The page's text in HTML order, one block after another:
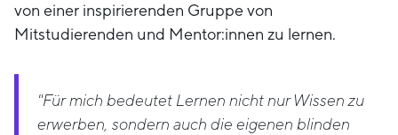
von einer inspirierenden Gruppe von
Mitstudierenden und Mentor:innen zu lernen.
"Für mich bedeutet Lernen nicht nur Wissen zu
erwerben, sondern auch die eigenen blinden